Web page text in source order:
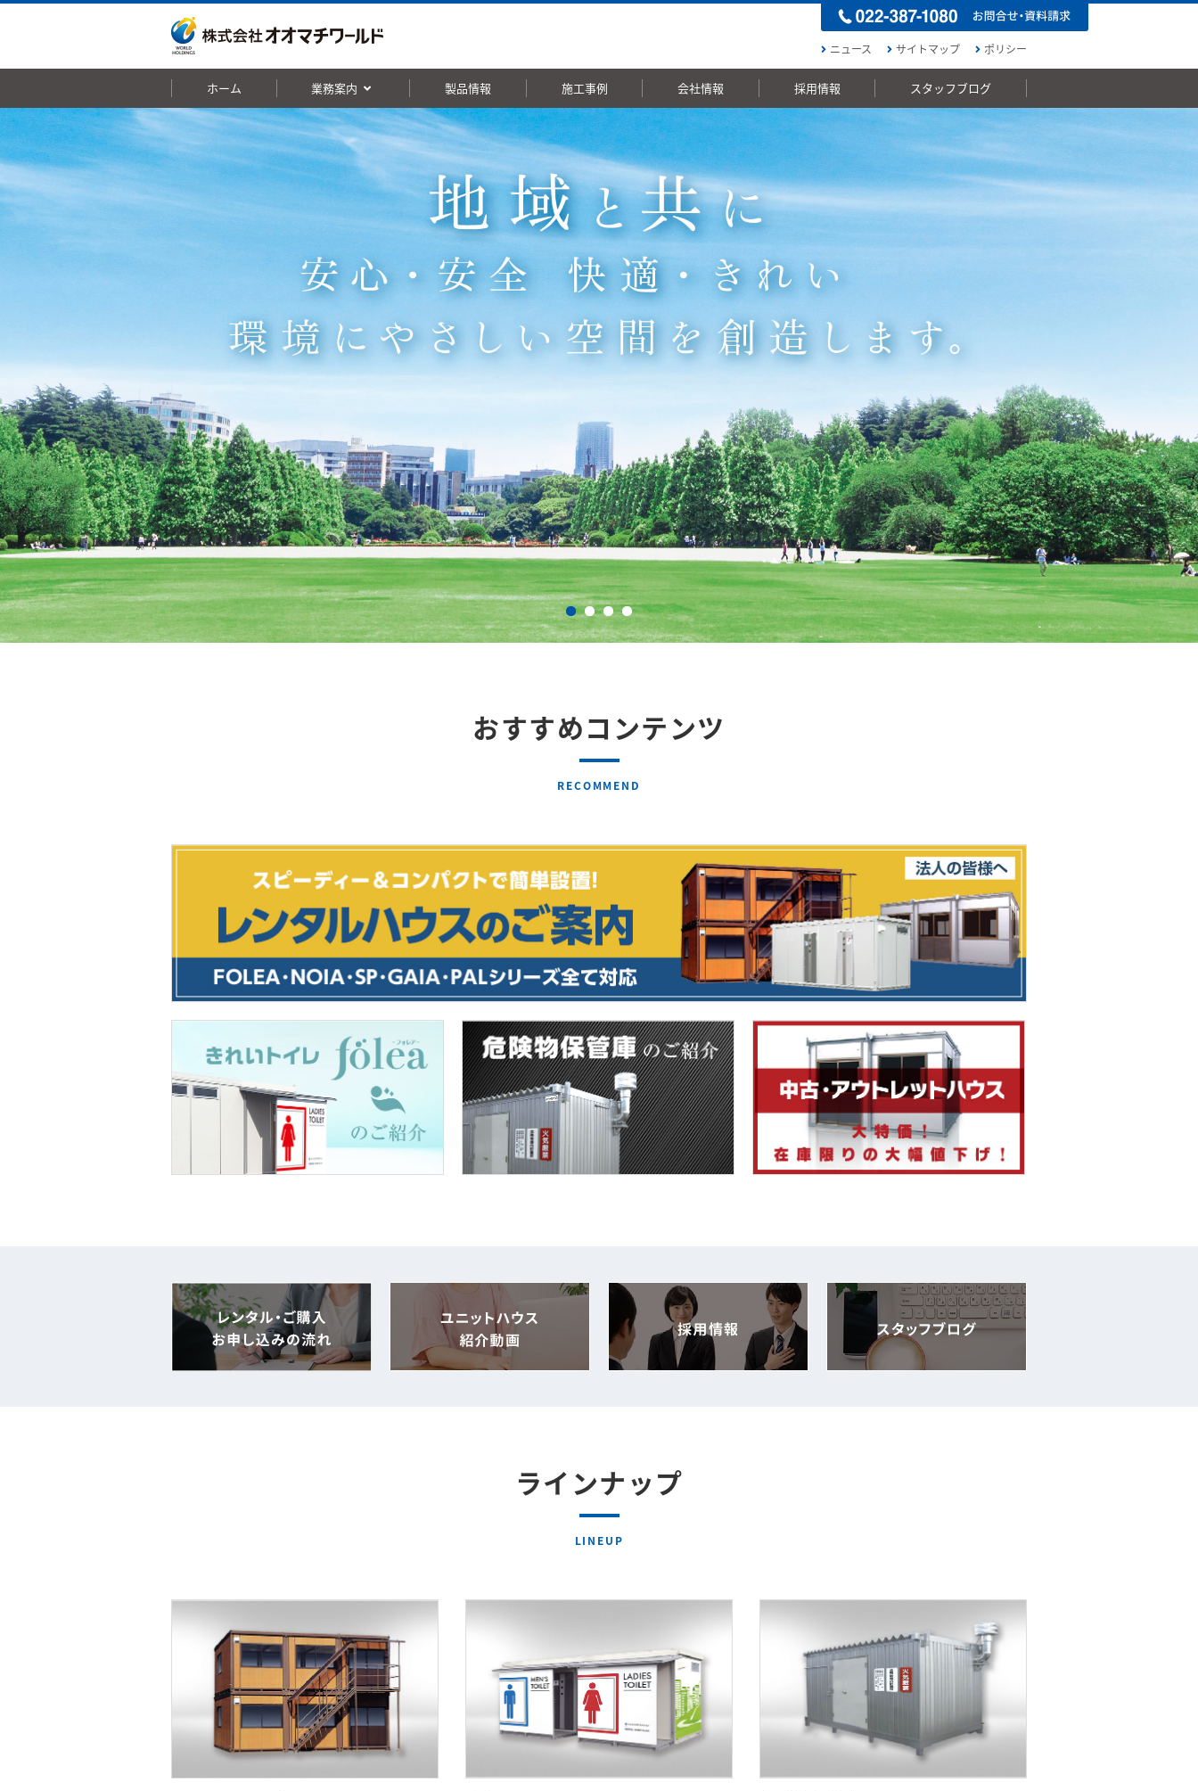
ニュース サイトマップ ポリシー
ホーム 業務案内 製品情報 施工事例 会社情報 採用情報 スタッフブログ
おすすめコンテンツ
RECOMMEND
ラインナップ
LINEUP